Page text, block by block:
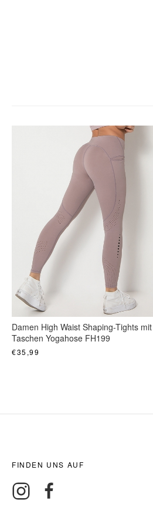
Damen High Waist Shaping-Tights mit
Taschen Yogahose FH199
€35,99
FINDEN UNS AUF